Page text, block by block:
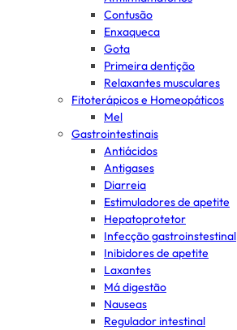
Contusão
Enxaqueca
Gota
Primeira dentição
Relaxantes musculares
Fitoterápicos e Homeopáticos
Mel
Gastrointestinais
Antiácidos
Antigases
Diarreia
Estimuladores de apetite
Hepatoprotetor
Infecção gastroinstestinal
Inibidores de apetite
Laxantes
Má digestão
Nauseas
Regulador intestinal